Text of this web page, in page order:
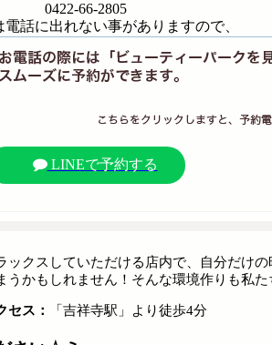
0422-66-2805
話に出れない事がありますので、
LINEで予約する
ックスしていただける店内で、自分だけ
うかもしれません！そんな環境作りも私
セス： 「吉祥寺駅」より徒歩4分